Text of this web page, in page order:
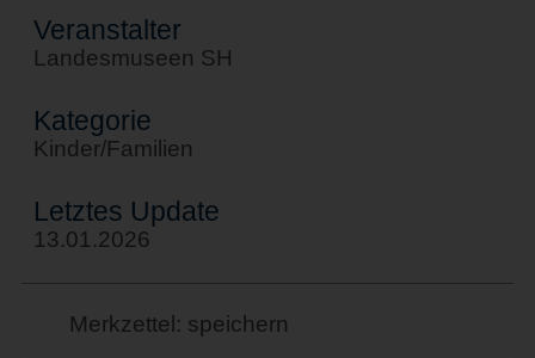
Veranstalter
Landesmuseen SH
Kategorie
Kinder/Familien
Letztes Update
13.01.2026
Merkzettel: speichern